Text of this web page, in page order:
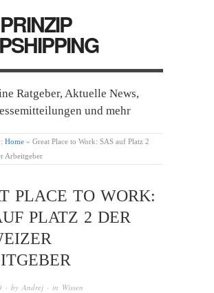
Ratgeber, Aktuelle News,
und mehr
Home » Great Place to Work: SAS auf Platz 2
Arbeitgeber
PLACE TO WORK:
PLATZ 2 DER
· by Andrej · in Wissen